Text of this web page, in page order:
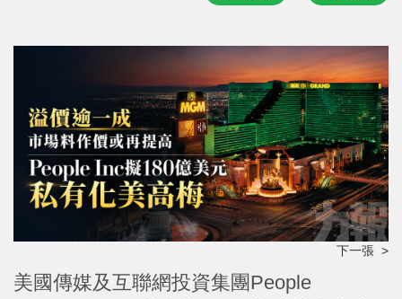
下一張 >
美國傳媒及互聯網投資集團People